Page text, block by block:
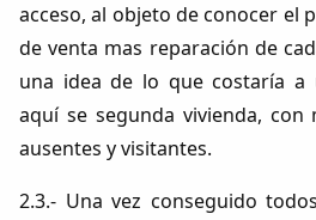
acceso, al objeto de conocer el
de venta mas reparación de
una idea de lo que costaría a
aquí se segunda vivienda,
ausentes y visitantes.
2.3.- Una vez conseguido